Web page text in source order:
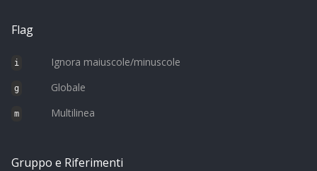
Flag
i Ignora maiuscole/minuscole
g Globale
m Multilinea
Gruppo e Riferimenti